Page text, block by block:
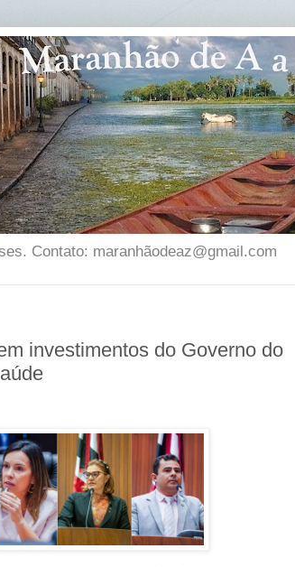
Contato: maranhãodeaz@gmail.com
investimentos do Governo do